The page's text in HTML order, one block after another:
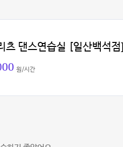
츠 댄스연습실 [일산백석점]
원/시간